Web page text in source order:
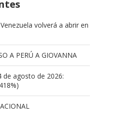
volverá a abrir en
A PERÚ A GIOVANNA
de agosto de 2026: